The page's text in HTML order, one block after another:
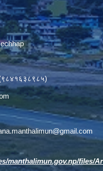
(९८४१६३८९८५)
manthalimun.gov.np/files/